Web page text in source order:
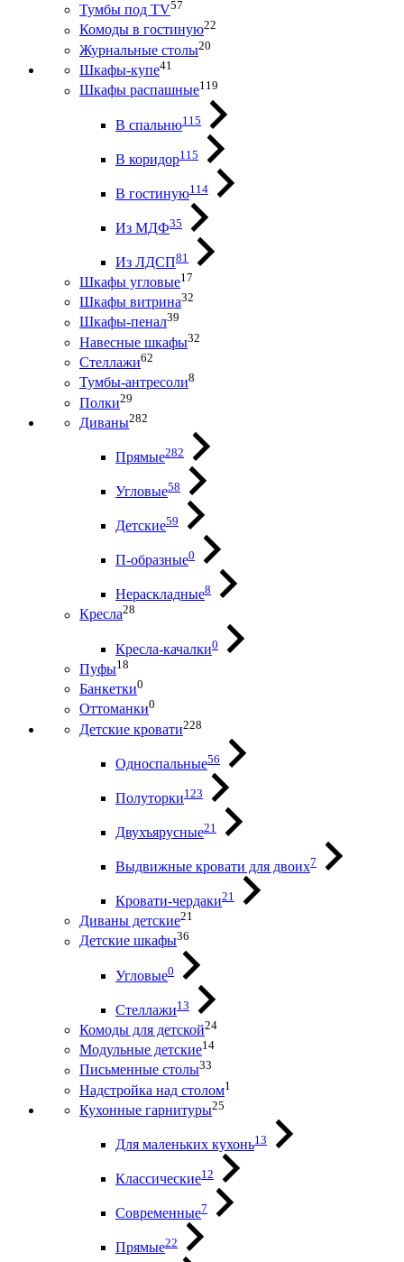
Тумбы под ТV57
Комоды в гостиную22
Журнальные столы20
Шкафы-купе41
Шкафы распашные119
В спальню115
В коридор115
В гостиную114
Из МДФ35
Из ЛДСП81
Шкафы угловые17
Шкафы витрина32
Шкафы-пенал39
Навесные шкафы32
Стеллажи62
Тумбы-антресоли8
Полки29
Диваны282
Прямые282
Угловые58
Детские59
П-образные0
Нераскладные8
Кресла28
Кресла-качалки0
Пуфы18
Банкетки0
Оттоманки0
Детские кровати228
Односпальные56
Полуторки123
Двухъярусные21
Выдвижные кровати для двоих7
Кровати-чердаки21
Диваны детские21
Детские шкафы36
Угловые0
Стеллажи13
Комоды для детской24
Модульные детские14
Письменные столы33
Надстройка над столом1
Кухонные гарнитуры25
Для маленьких кухонь13
Классические12
Современные7
Прямые22